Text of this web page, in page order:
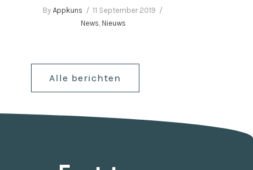
By Appkuns
11 September 2019
News, Nieuws
Alle berichten